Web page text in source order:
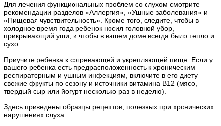
Для лечения функциональных проблем со слухом смотрите
рекомендации разделов «Аллергия», «Ушные заболевания» и
«Пищевая чувствительность». Кроме того, следите, чтобы в
холодное время года ребенок носил головной убор,
прикрывающий уши, и чтобы в вашем доме всегда было тепло и
сухо.
Приучите ребенка к согревающей и укрепляющей пище. Если у
вашего ребенка есть предрасположенность к хроническим
респираторным и ушным инфекциям, включите в его диету
свежие фрукты по сезону и источники витамина В12 (мясо,
твердый сыр или йогурт несколько раз в неделю).
Здесь приведены образцы рецептов, полезных при хронических
нарушениях слуха.